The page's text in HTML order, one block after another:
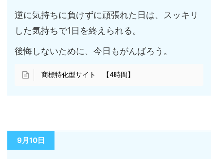
逆に気持ちに負けずに頑張れた日は、スッキリ
した気持ちで1日を終えられる。
後悔しないために、今日もがんばろう。
商標特化型サイト 【4時間】
9月10日